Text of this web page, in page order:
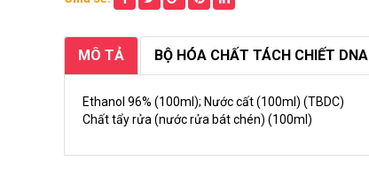
MÔ TẢ BỘ HÓA CHẤT TÁCH CHIẾT DNA
Ethanol 96% (100ml); Nước cất (100ml) (TBDC)
Chất tẩy rửa (nước rửa bát chén) (100ml)